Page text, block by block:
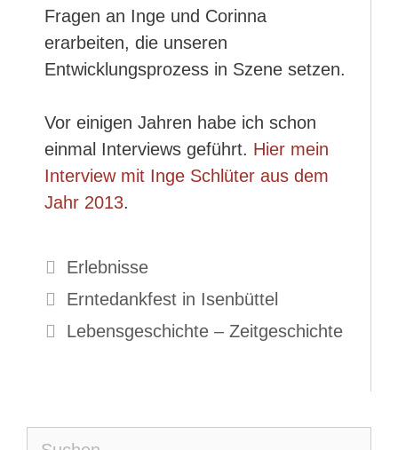
Fragen an Inge und Corinna
erarbeiten, die unseren
Entwicklungsprozess in Szene setzen.
Vor einigen Jahren habe ich schon
einmal Interviews geführt. Hier mein
Interview mit Inge Schlüter aus dem
Jahr 2013.
Kategorien
Erlebnisse
Erntedankfest in Isenbüttel
Lebensgeschichte – Zeitgeschichte